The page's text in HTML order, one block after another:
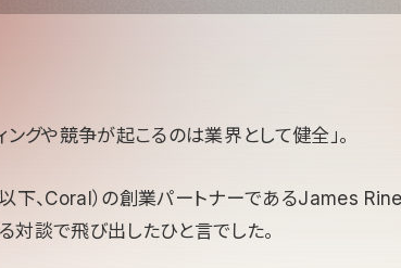
ングや競争が起こるのは業界として健全」。
下、Coral）の創業パートナーであるJames
対談で飛び出したひと言でした。